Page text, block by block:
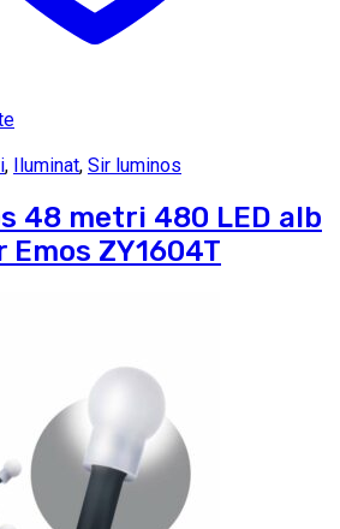
, Iluminat, Sir luminos
48 metri 480 LED alb
ZY1604T